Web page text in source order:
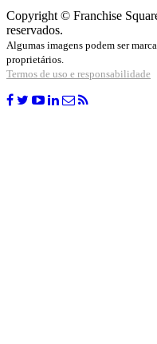
Copyright © Franchise
reservados.
Algumas imagens podem ser
proprietários.
Termos de uso e responsabilidade